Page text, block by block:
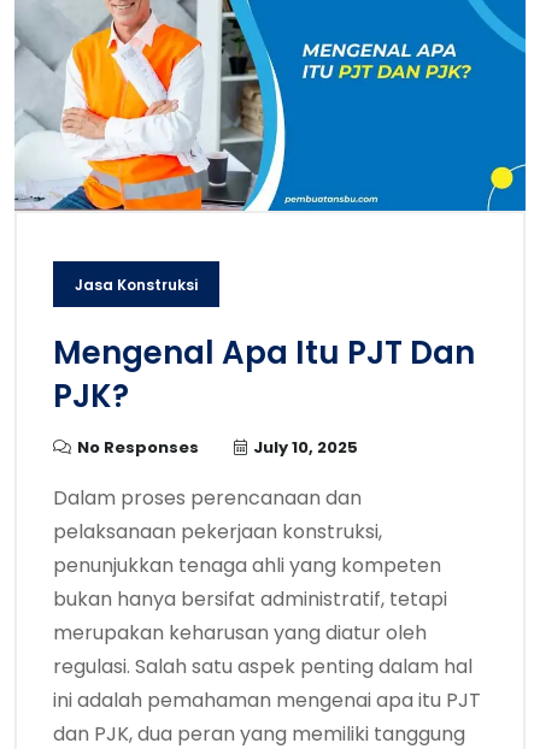
Jasa Konstruksi
Mengenal Apa Itu PJT Dan
PJK?
No Responses July 10, 2025
Dalam proses perencanaan dan
pelaksanaan pekerjaan konstruksi,
penunjukkan tenaga ahli yang kompeten
bukan hanya bersifat administratif, tetapi
merupakan keharusan yang diatur oleh
regulasi. Salah satu aspek penting dalam hal
ini adalah pemahaman mengenai apa itu PJT
dan PJK, dua peran yang memiliki tanggung